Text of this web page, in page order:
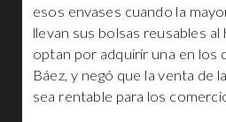
esos envases cuando la
llevan sus bolsas reusables
optan por adquirir una en los
Báez, y negó que la venta de
sea rentable para los